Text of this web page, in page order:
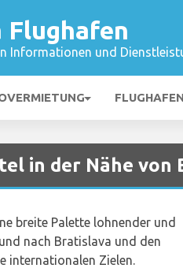
Informationen und
in der Nähe
breite Palette lohnender und
nach Bratislava und den
internationalen Zielen.